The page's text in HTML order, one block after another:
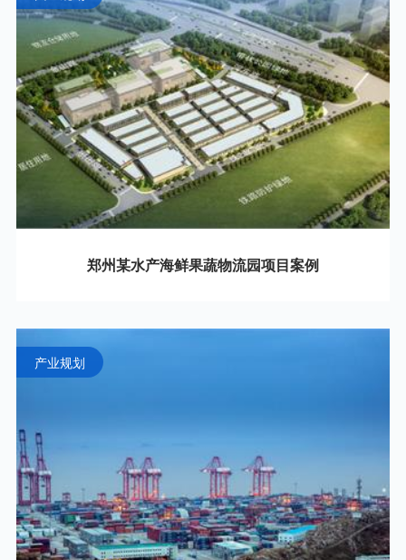
郑州某水产海鲜果蔬物流园项目案例
产业规划